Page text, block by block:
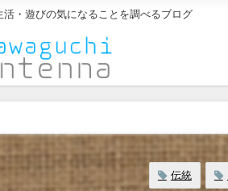
活・遊びの気になることを調べるブログ
伝統